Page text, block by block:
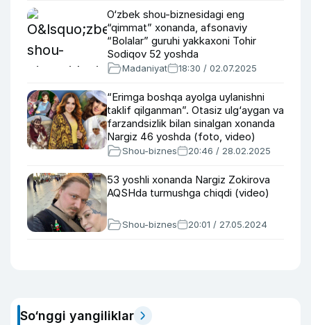
O‘zbek shou-biznesidagi eng
“qimmat” xonanda, afsonaviy
“Bolalar” guruhi yakkaxoni Tohir
Sodiqov 52 yoshda
Madaniyat 18:30 / 02.07.2025
“Erimga boshqa ayolga uylanishni
taklif qilganman”. Otasiz ulg‘aygan va
farzandsizlik bilan sinalgan xonanda
Nargiz 46 yoshda (foto, video)
Shou-biznes 20:46 / 28.02.2025
53 yoshli xonanda Nargiz Zokirova
AQSHda turmushga chiqdi (video)
Shou-biznes 20:01 / 27.05.2024
So‘nggi yangiliklar